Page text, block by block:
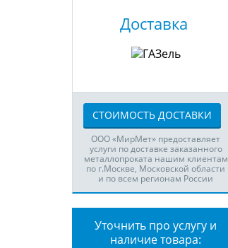
Доставка
СТОИМОСТЬ ДОСТАВКИ
ООО «МирМет» предоставляет
услуги по доставке заказанного
металлопроката нашим клиентам
по г.Москве, Московской области
и по всем регионам России
Уточнить про услугу и
наличие товара: